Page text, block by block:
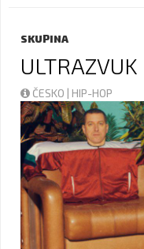
SKUPINA
ULTRAZVUK
ČESKO | HIP-HOP